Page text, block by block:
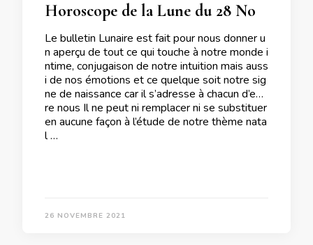
Le bulletin Lunaire est fait pour nous donner u
n aperçu de tout ce qui touche à notre monde i
ntime, conjugaison de notre intuition mais auss
i de nos émotions et ce quelque soit notre sig
ne de naissance car il s’adresse à chacun d’ent
re nous Il ne peut ni remplacer ni se substituer
en aucune façon à l’étude de notre thème nata
l …
26 NOVEMBRE 2021